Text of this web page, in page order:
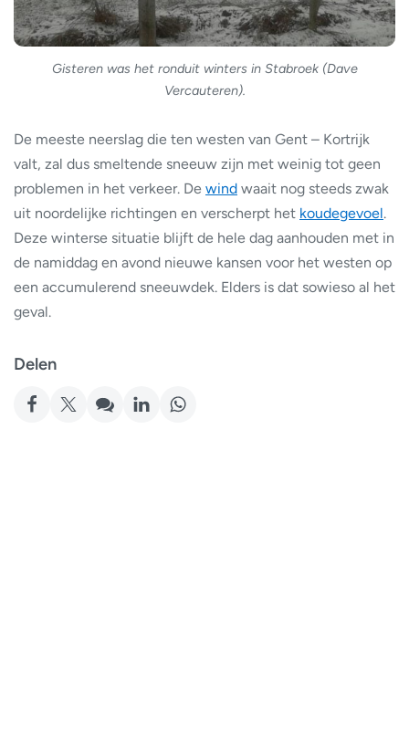
Gisteren was het ronduit winters in Stabroek (Dave
Vercauteren).
De meeste neerslag die ten westen van Gent – Kortrijk
valt, zal dus smeltende sneeuw zijn met weinig tot geen
problemen in het verkeer. De wind waait nog steeds zwak
uit noordelijke richtingen en verscherpt het koudegevoel.
Deze winterse situatie blijft de hele dag aanhouden met in
de namiddag en avond nieuwe kansen voor het westen op
een accumulerend sneeuwdek. Elders is dat sowieso al het
geval.
Delen